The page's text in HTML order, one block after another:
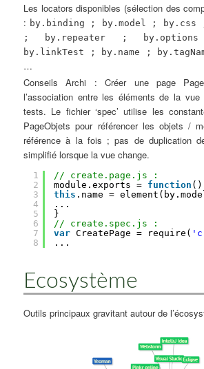
Les locators disponibles (sélection des
: by.binding ; by.model ; by.css
; by.repeater ;
by.linkTest ; by.name ;
…
Conseils Archi : Créer une page
l’association entre les éléments de la
tests. Le fichier ‘spec’ utilise les
PageObjets pour référencer les objets /
référence à la fois ; pas de duplication
simplifié lorsque la vue change.
1
2
3
4
5
6
7
8
// create.page.js :
module.exports = function
this .name =
...
}
// create.spec.js :
var CreatePage = require(
...
Ecosystème
Outils principaux gravitant autour de